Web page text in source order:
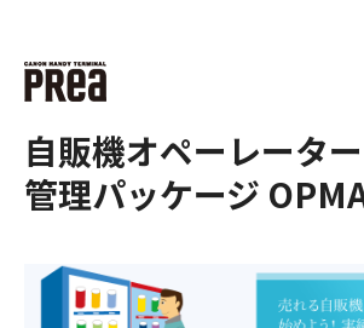
自販機オペーレータ
管理パッケージ